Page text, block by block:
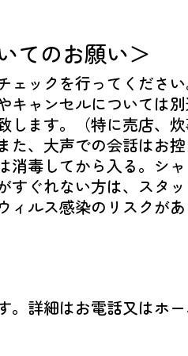
てのお願い＞
ェックを行ってくださ
ャンセルについては別
ます。（特に売店、炊
、大声での会話はお控
毒してから入る。シ
ぐれない方は、スタッ
ルス感染のリスクが
詳細はお電話又はホ